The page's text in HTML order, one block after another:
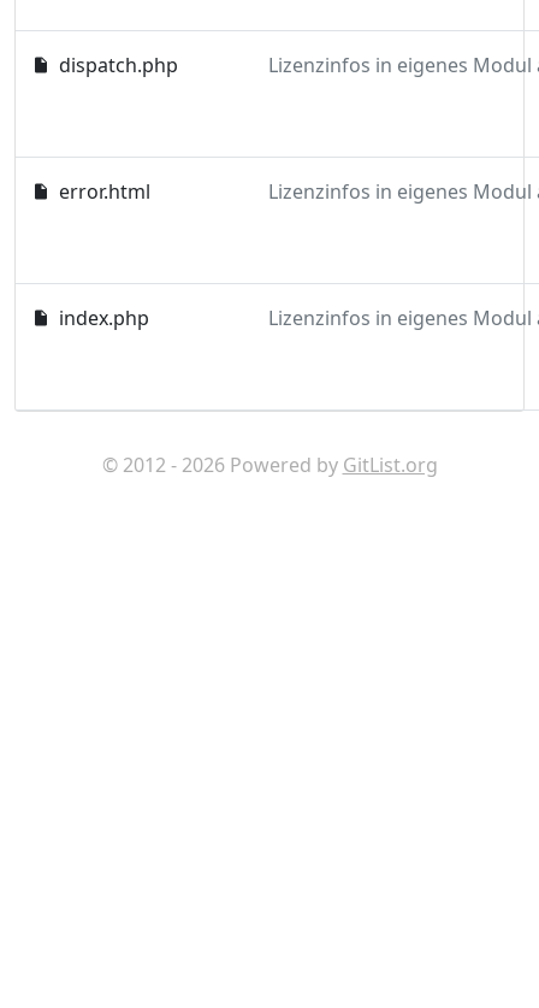
dispatch.php
error.html
index.php
© 2012 - 2026 Powered by GitList.org